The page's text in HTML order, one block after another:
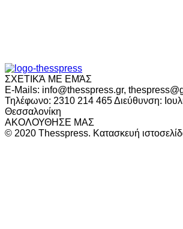
ΣΧΕΤΙΚΆ ΜΕ ΕΜΆΣ
E-Mails: info@thesspress.gr,
Τηλέφωνο: 2310 214 465 Διεύθυνση:
Θεσσαλονίκη
ΑΚΟΛΟΥΘΗΣΕ ΜΑΣ
© 2020 Thesspress. Κατασκευή